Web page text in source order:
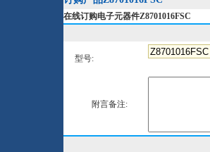
在线订购电子元器件Z8701016FSC
型号:
附言备注: